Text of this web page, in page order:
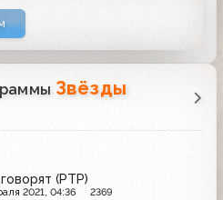
Звёзды
(РТР)
2021, 04:36 2369